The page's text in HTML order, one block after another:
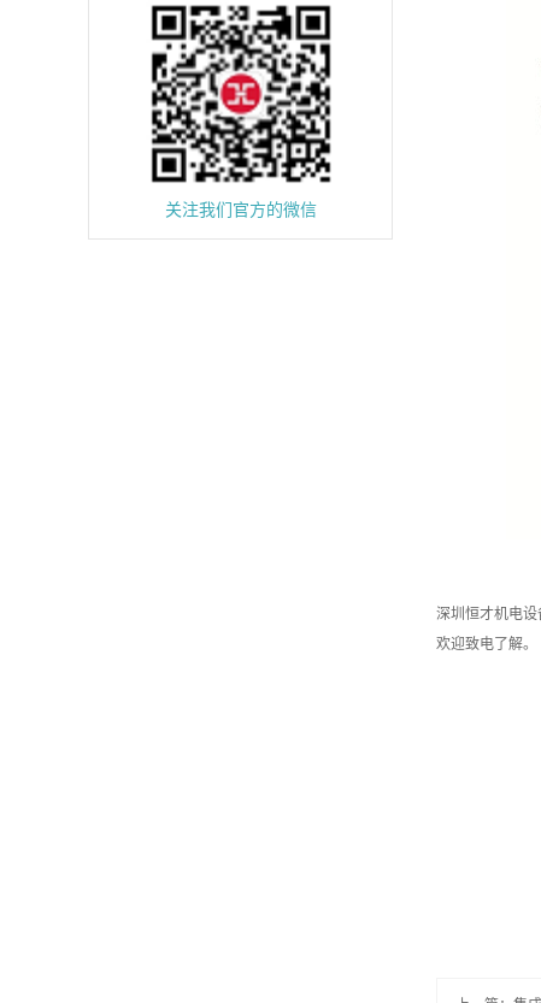
关注我们官方的微信
深圳恒才机电
欢迎致电了解。